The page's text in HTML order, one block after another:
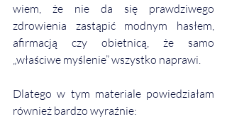
wiem, że nie da się prawdziwego
zdrowienia zastąpić modnym hasłem,
afirmacją czy obietnicą, że samo
„właściwe myślenie” wszystko naprawi.
Dlatego w tym materiale powiedziałam
również bardzo wyraźnie: